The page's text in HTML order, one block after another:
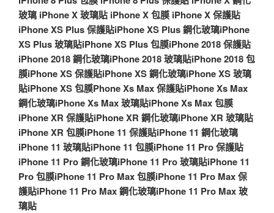
玻璃 iPhone X 玻璃貼 iPhone X 包膜 iPhone X 保護貼
iPhone XS Plus 保護貼iPhone XS Plus 鋼化玻璃iPhone
XS Plus 玻璃貼iPhone XS Plus 包膜iPhone 2018 保護貼
iPhone 2018 鋼化玻璃iPhone 2018 玻璃貼iPhone 2018 包
膜iPhone XS 保護貼iPhone XS 鋼化玻璃iPhone XS 玻璃
貼iPhone XS 包膜Phone Xs Max 保護貼iPhone Xs Max
鋼化玻璃iPhone Xs Max 玻璃貼iPhone Xs Max 包膜
iPhone XR 保護貼iPhone XR 鋼化玻璃iPhone XR 玻璃貼
iPhone XR 包膜iPhone 11 保護貼iPhone 11 鋼化玻璃
iPhone 11 玻璃貼iPhone 11 包膜iPhone 11 Pro 保護貼
iPhone 11 Pro 鋼化玻璃iPhone 11 Pro 玻璃貼iPhone 11
Pro 包膜iPhone 11 Pro Max 包膜iPhone 11 Pro Max 保
護貼iPhone 11 Pro Max 鋼化玻璃iPhone 11 Pro Max 玻
璃貼